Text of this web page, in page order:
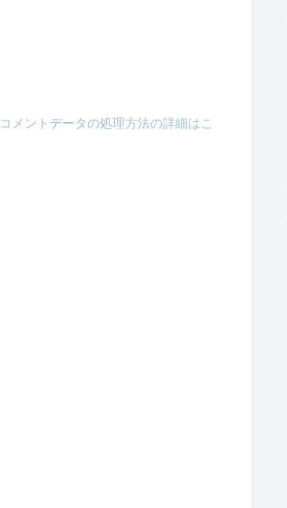
コメントデータの処理方法の詳細はこ